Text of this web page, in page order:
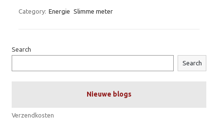
Category: Energie Slimme meter
Search
Search
Nieuwe blogs
Verzendkosten